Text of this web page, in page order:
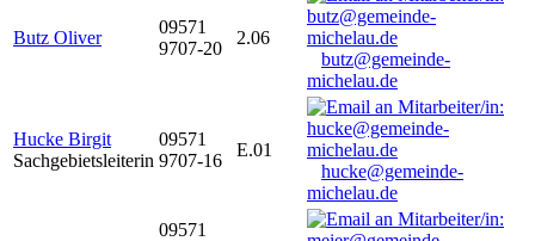
Butz Oliver
09571
9707-20
2.06
butz@gemeinde-
michelau.de
Hucke Birgit
Sachgebietsleiterin
09571
9707-16
E.01
hucke@gemeinde-
michelau.de
09571